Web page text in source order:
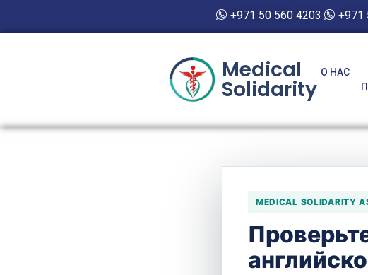
+971 50 560 4203 +971
Medical
Solidarity
MEDICAL SOLIDARITY
О НАС
AL